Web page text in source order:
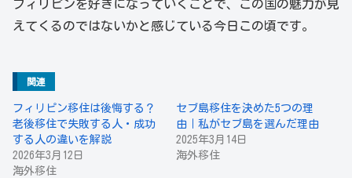
フィリピンを好きになっていくことで、この国の魅力が見
えてくるのではないかと感じている今日この頃です。
関連
フィリピン移住は後悔する？
老後移住で失敗する人・成功
する人の違いを解説
2026年3月12日
海外移住
セブ島移住を決めた5つの理
由｜私がセブ島を選んだ理由
2025年3月14日
海外移住